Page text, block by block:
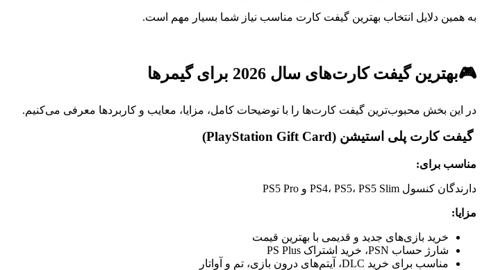
به همین دلایل انتخاب بهترین گیفت کارت مناسب نیاز شما بسیار مهم است.
🎮بهترین گیفت کارت‌های سال 2026 برای گیمرها
در این بخش محبوب‌ترین گیفت کارت‌ها را با توضیحات کامل، مزایا، معایب و کاربردها معرفی می‌کنیم.
گیفت کارت پلی استیشن (PlayStation Gift Card)
مناسب برای:
دارندگان کنسول PS4، PS5، PS5 Slim و PS5 Pro
مزایا:
خرید بازی‌های جدید و قدیمی با بهترین قیمت
شارژ حساب PSN، خرید اشتراک PS Plus
مناسب برای خرید DLC، آیتم‌های درون بازی، تم و آواتار